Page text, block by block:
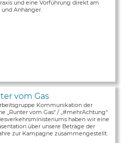
und eine Vorführung direkt am
Anhänger.
vom Gas
Kommunikation der
„Runter vom Gas“ / „#mehrAchtung“
haben wir eine
über unsere Beträge der
zur Kampagne zusammengestellt.